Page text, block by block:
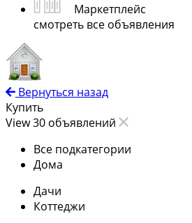
Маркетплейс
смотреть все объявления
Вернуться назад
Купить
View 30 объявлений
Все подкатегории
Дома
Дачи
Коттеджи